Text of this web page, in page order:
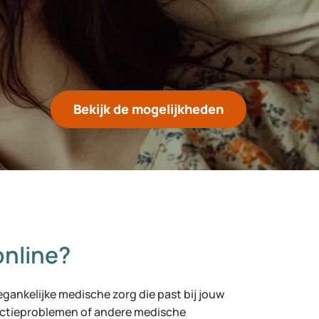
Bekijk de mogelijkheden
medische zorg die past bij jouw
of andere medische